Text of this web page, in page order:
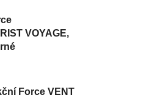
VOYAGE,
Force VENT